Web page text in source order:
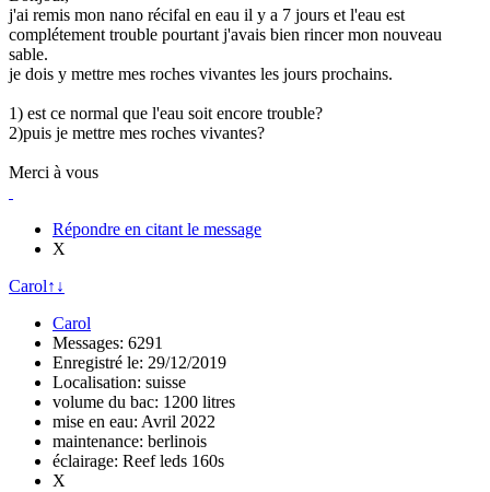
j'ai remis mon nano récifal en eau il y a 7 jours et l'eau est
complétement trouble pourtant j'avais bien rincer mon nouveau
sable.
je dois y mettre mes roches vivantes les jours prochains.
1) est ce normal que l'eau soit encore trouble?
2)puis je mettre mes roches vivantes?
Merci à vous
Répondre en citant le message
X
Carol↑ ↓
Carol
Messages: 6291
Enregistré le: 29/12/2019
Localisation: suisse
volume du bac: 1200 litres
mise en eau: Avril 2022
maintenance: berlinois
éclairage: Reef leds 160s
X